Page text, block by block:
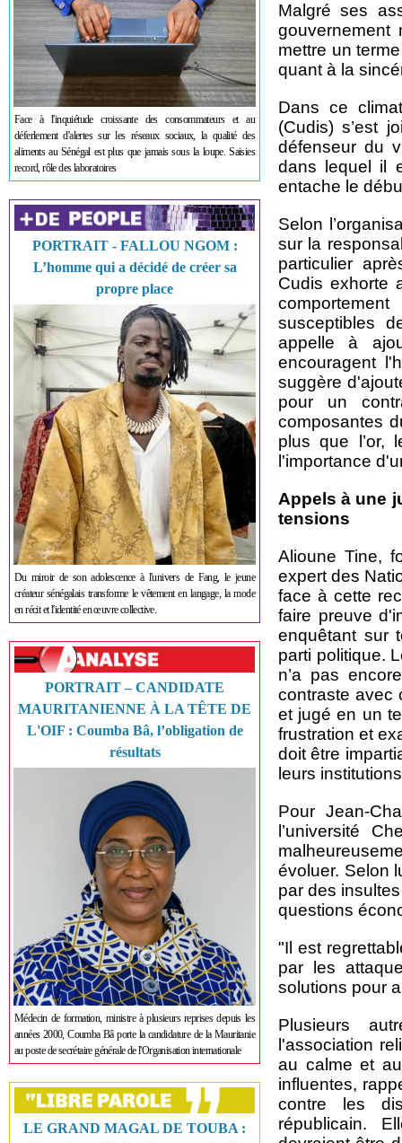
Face à l'inquiétude croissante des consommateurs et au
déferlement d'alertes sur les réseaux sociaux, la qualité des
aliments au Sénégal est plus que jamais sous la loupe. Saisies
record, rôle des laboratoires
PORTRAIT - FALLOU NGOM :
L’homme qui a décidé de créer sa
propre place
Du miroir de son adolescence à l'univers de Fang, le jeune
créateur sénégalais transforme le vêtement en langage, la mode
en récit et l'identité en œuvre collective.
PORTRAIT – CANDIDATE
MAURITANIENNE À LA TÊTE DE
L'OIF : Coumba Bâ, l’obligation de
résultats
Médecin de formation, ministre à plusieurs reprises depuis les
années 2000, Coumba Bâ porte la candidature de la Mauritanie
au poste de secrétaire générale de l'Organisation internationale
LE GRAND MAGAL DE TOUBA :
Malgré ses
gouvernement
mettre un
quant à la
Dans ce
(Cudis) s’est
défenseur du
dans lequel il
entache le
Selon
sur la
particulier
Cudis exhorte
susceptibles
appelle à
encouragent
suggère
pour un
composantes
plus que l’or,
l'importance
Appels à une
tensions
Alioune Tine,
expert des
face à cette
faire preuve
enquêtant sur
parti politique.
n’a pas
contraste avec
et jugé en un
frustration et
doit être
leurs
Pour Jean-
l’université
évoluer. Selon
par des
questions
"Il est
par les
solutions pour
Plusieurs
l'association
au calme et
influentes,
contre les
républicain.